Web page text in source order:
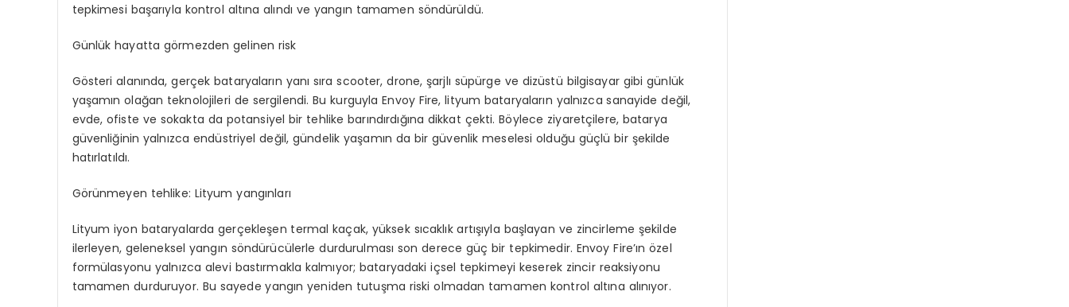
tepkimesi başarıyla kontrol altına alındı ve yangın tamamen söndürüldü.
Günlükhayatta görmezden gelinen risk
Gösteri alanında, gerçek bataryaların yanı sıra scooter, drone, şarjlı süpürge ve dizüstü bilgisayar gibi günlük
yaşamın olağan teknolojileri de sergilendi. Bu kurguyla Envoy Fire, lityum bataryaların yalnızca sanayide değil,
evde, ofiste ve sokakta da potansiyel bir tehlike barındırdığına dikkat çekti. Böylece ziyaretçilere, batarya
güvenliğinin yalnızca endüstriyel değil, gündelik yaşamın da bir güvenlik meselesi olduğu güçlü bir şekilde
hatırlatıldı.
Görünmeyen tehlike: Lityum yangınları
Lityum iyon bataryalarda gerçekleşen termal kaçak, yüksek sıcaklık artışıyla başlayan ve zincirleme şekilde
ilerleyen, geleneksel yangın söndürücülerle durdurulması son derece güç bir tepkimedir. Envoy Fire’ın özel
formülasyonu yalnızca alevi bastırmakla kalmıyor; bataryadaki içsel tepkimeyi keserek zincir reaksiyonu
tamamen durduruyor. Bu sayede yangın yeniden tutuşma riski olmadan tamamen kontrol altına alınıyor.